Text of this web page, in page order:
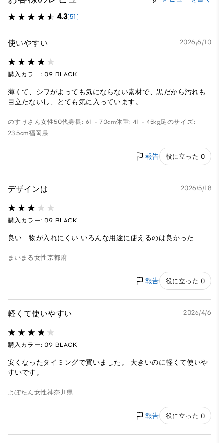
4.3(51)
使いやすい 2026/6/10
購入カラー: 09 BLACK
薄くて、シワがよっても気にならない素材で、黒だから汚れも
目立たないし、とても気に入っています。
のすけさん女性50代身長: 61 - 70cm体重: 41 - 45kg足のサイズ:
23.5cm福岡県
報告 役に立った 0
デザインは 2026/5/18
購入カラー: 09 BLACK
良い 物が入れにくい いろんな用途に使えるのは良かった
まいまる女性京都府
報告 役に立った 0
軽くて使いやすい 2026/4/6
購入カラー: 09 BLACK
安くなったタイミングで買いました。 大きいのに軽くて使いや
すいです。
よぼたん女性神奈川県
報告 役に立った 0